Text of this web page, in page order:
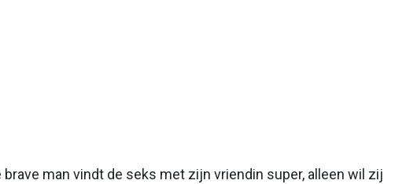
man vindt de seks met zijn vriendin super, alleen wil zij